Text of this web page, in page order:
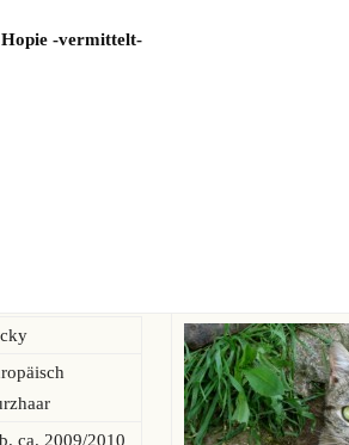
Hopie -vermittelt-